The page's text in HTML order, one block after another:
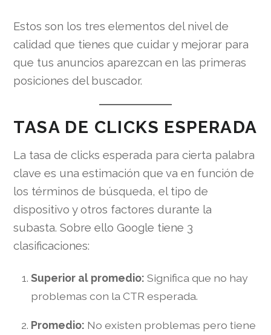
Estos son los tres elementos del nivel de
calidad que tienes que cuidar y mejorar para
que tus anuncios aparezcan en las primeras
posiciones del buscador.
TASA DE CLICKS ESPERADA
La tasa de clicks esperada para cierta palabra
clave es una estimación que va en función de
los términos de búsqueda, el tipo de
dispositivo y otros factores durante la
subasta. Sobre ello Google tiene 3
clasificaciones:
Superior al promedio: Significa que no hay
problemas con la CTR esperada.
Promedio: No existen problemas pero tiene